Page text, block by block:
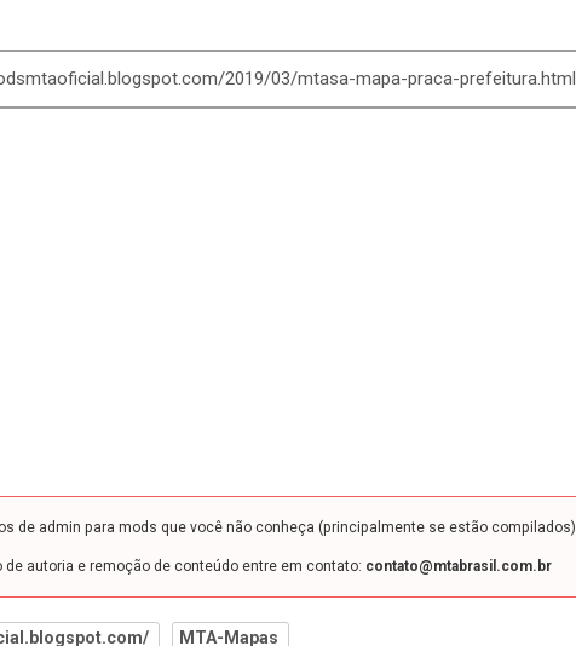
2019/03/mtasa-mapa-praca-prefeitura.html
de admin para mods que você não conheça (principalmente se estão compilados)
de autoria e remoção de conteúdo entre em contato: contato@mtabrasil.com.br
MTA-Mapas